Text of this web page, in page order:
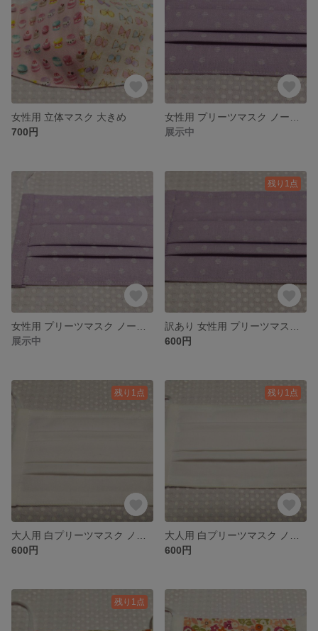
女性用 立体マスク 大きめ
700円
展示中
展示中
残り1点
600円
残り1点
600円
残り1点
600円
残り1点